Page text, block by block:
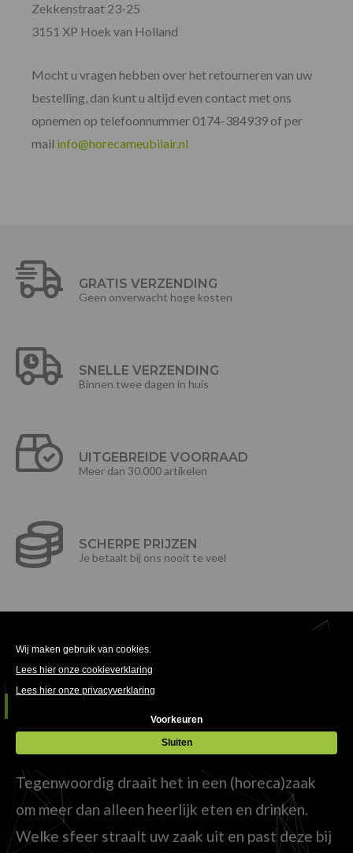
Zekkenstraat 23-25
3151 XP Hoek van Holland
Mocht u vragen hebben over het retourneren van uw
bestelling, dan kunt u altijd even contact met ons
opnemen op telefoonnummer 0174-384939 of per
mail info@horecameubilair.nl
GRATIS VERZENDING
Geen onverwacht hoge kosten
SNELLE VERZENDING
Binnen twee dagen in huis
UITGEBREIDE VOORRAAD
Meer dan 30.000 artikelen
SCHERPE PRIJZEN
Je betaalt bij ons nooit te veel
Tegenwoordig draait het in een (horeca)zaak
om meer dan alleen heerlijk eten en drinken.
Welke sfeer straalt uw zaak uit en past deze bij